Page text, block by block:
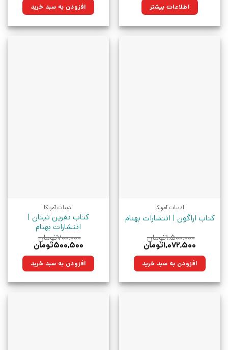
اطلاعات بیشتر ۱,۰۰۰,۰۰۰تومان
بود.
۷۱۵,۰۰۰تومان.افزودن به سبد خرید
ادبیات آمریکا
کتاب اراگون | انتشارات بهنام
۱,۵۰۰,۰۰۰تومان
قیمت
۱,۵۰۰,۰۰۰تومان
بود.
۱,۰۷۲,۵۰۰تومان
۱,۰۷۲,۵۰۰تومان. افزودن به سبد خرید
ادبیات آمریکا
کتاب نفرین تیتان |
انتشارات بهنام
۷۰۰,۰۰۰تومان
قیمت
۷۰۰,۰۰۰تومان
بود.
۵۰۰,۵۰۰تومان
۵۰۰,۵۰۰تومان.افزودن به سبد خرید